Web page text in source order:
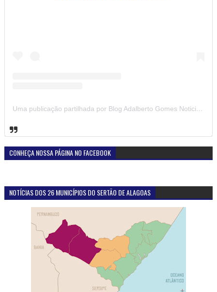
Uma publicação partilhada por Blog Adalberto Gomes Noticias (@blogadalbertogomesnoticiass)
CONHEÇA NOSSA PÁGINA NO FACEBOOK
NOTÍCIAS DOS 26 MUNICÍPIOS DO SERTÃO DE ALAGOAS